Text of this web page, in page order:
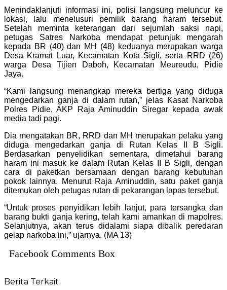
Menindaklanjuti informasi ini, polisi langsung meluncur ke
lokasi, lalu menelusuri pemilik barang haram tersebut.
Setelah meminta keterangan dari sejumlah saksi napi,
petugas Satres Narkoba mendapat petunjuk mengarah
kepada BR (40) dan MH (48) keduanya merupakan warga
Desa Kramat Luar, Kecamatan Kota Sigli, serta RRD (26)
warga Desa Tijien Daboh, Kecamatan Meureudu, Pidie
Jaya.
“Kami langsung menangkap mereka bertiga yang diduga
mengedarkan ganja di dalam rutan,” jelas Kasat Narkoba
Polres Pidie, AKP Raja Aminuddin Siregar kepada awak
media tadi pagi.
Dia mengatakan BR, RRD dan MH merupakan pelaku yang
diduga mengedarkan ganja di Rutan Kelas II B Sigli.
Berdasarkan penyelidikan sementara, dimetahui barang
haram ini masuk ke dalam Rutan Kelas II B Sigli, dengan
cara di paketkan bersamaan dengan barang kebutuhan
pokok lainnya. Menurut Raja Aminuddin, satu paket ganja
ditemukan oleh petugas rutan di pekarangan lapas tersebut.
“Untuk proses penyidikan lebih lanjut, para tersangka dan
barang bukti ganja kering, telah kami amankan di mapolres.
Selanjutnya, akan terus didalami siapa dibalik peredaran
gelap narkoba ini,” ujarnya. (MA 13)
Facebook Comments Box
Berita Terkait